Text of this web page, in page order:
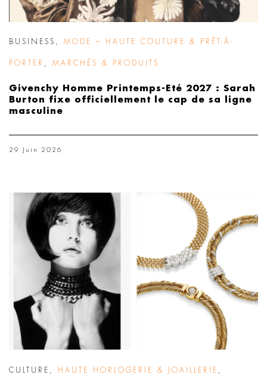
BUSINESS MODE – HAUTE COUTURE & PRÊT-À-
PORTER MARCHÉS & PRODUITS
Givenchy Homme Printemps-Eté 2027 : Sarah
Burton fixe officiellement le cap de sa ligne
masculine
29 Juin 2026
CULTURE HAUTE HORLOGERIE & JOAILLERIE